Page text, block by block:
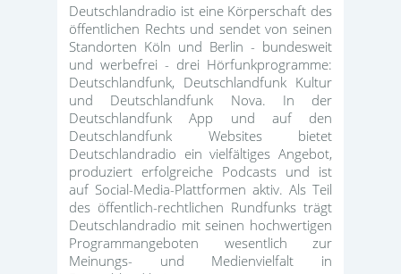
Deutschlandradio ist eine Körperschaft des
öffentlichen Rechts und sendet von seinen
Standorten Köln und Berlin - bundesweit
und werbefrei - drei Hörfunkprogramme:
Deutschlandfunk, Deutschlandfunk Kultur
und Deutschlandfunk Nova. In der
Deutschlandfunk App und auf den
Deutschlandfunk Websites bietet
Deutschlandradio ein vielfältiges Angebot,
produziert erfolgreiche Podcasts und ist
auf Social-Media-Plattformen aktiv. Als Teil
des öffentlich-rechtlichen Rundfunks trägt
Deutschlandradio mit seinen hochwertigen
Programmangeboten wesentlich zur
Meinungs- und Medienvielfalt in